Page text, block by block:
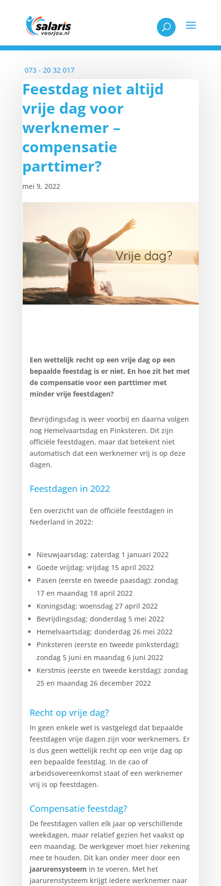
073 - 20 32 017
Feestdag niet altijd
vrije dag voor
werknemer –
compensatie
parttimer?
mei 9, 2022
Een wettelijk recht op een vrije dag op een
bepaalde feestdag is er niet. En hoe zit het met
de compensatie voor een parttimer met
minder vrije feestdagen?
Bevrijdingsdag is weer voorbij en daarna volgen
nog Hemelvaartsdag en Pinksteren. Dit zijn
officiële feestdagen, maar dat betekent niet
automatisch dat een werknemer vrij is op deze
dagen.
Feestdagen in 2022
Een overzicht van de officiële feestdagen in
Nederland in 2022:
Nieuwjaarsdag: zaterdag 1 januari 2022
Goede vrijdag: vrijdag 15 april 2022
Pasen (eerste en tweede paasdag): zondag
17 en maandag 18 april 2022
Koningsdag: woensdag 27 april 2022
Bevrijdingsdag: donderdag 5 mei 2022
Hemelvaartsdag: donderdag 26 mei 2022
Pinksteren (eerste en tweede pinksterdag):
zondag 5 juni en maandag 6 juni 2022
Kerstmis (eerste en tweede kerstdag): zondag
25 en maandag 26 december 2022
Recht op vrije dag?
In geen enkele wet is vastgelegd dat bepaalde
feestdagen vrije dagen zijn voor werknemers. Er
is dus geen wettelijk recht op een vrije dag op
een bepaalde feestdag. In de cao of
arbeidsovereenkomst staat of een werknemer
vrij is op feestdagen.
Compensatie feestdag?
De feestdagen vallen elk jaar op verschillende
weekdagen, maar relatief gezien het vaakst op
een maandag. De werkgever moet hier rekening
mee te houden. Dit kan onder meer door een
jaarurensysteem in te voeren. Met het
jaarurenstysteem krijgt iedere werknemer naar